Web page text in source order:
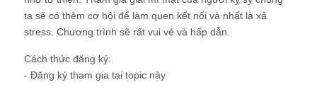
ta sẽ có thêm cơ hội để làm quen kết nối và nhất là xả
stress. Chương trình sẽ rất vui vẻ và hấp dẫn.
Cách thức đăng ký:
- Đăng ký tham gia tại topic này